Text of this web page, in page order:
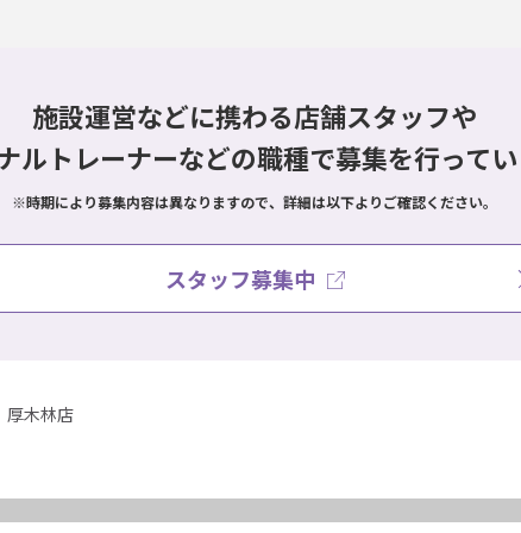
施設運営などに携わる店舗スタッフや
ルトレーナーなどの職種で募集を行って
※時期により募集内容は異なりますので、詳細は以下よりご確認ください。
スタッフ募集中
厚木林店